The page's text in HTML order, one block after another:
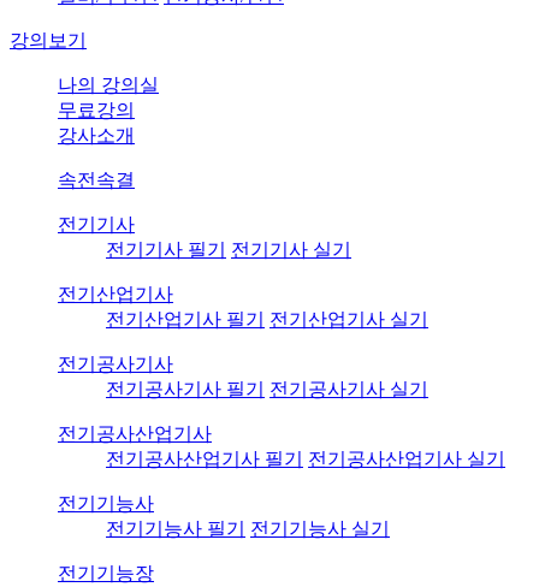
강의보기
나의 강의실
무료강의
강사소개
속전속결
전기기사
전기기사 필기
전기기사 실기
전기산업기사
전기산업기사 필기
전기산업기사 실기
전기공사기사
전기공사기사 필기
전기공사기사 실기
전기공사산업기사
전기공사산업기사 필기
전기공사산업기사 실기
전기기능사
전기기능사 필기
전기기능사 실기
전기기능장